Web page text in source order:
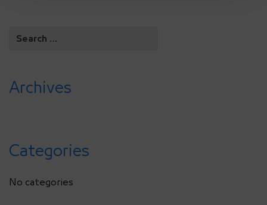
Archives
Categories
No categories